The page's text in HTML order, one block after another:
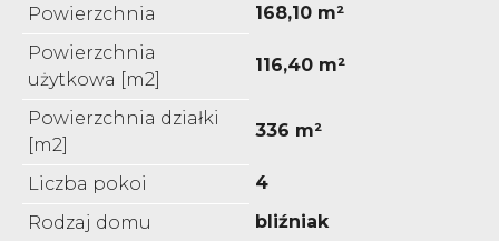
Powierzchnia
168,10 m²
Powierzchnia
użytkowa [m2]
116,40 m²
Powierzchnia działki
[m2]
336 m²
Liczba pokoi
4
Rodzaj domu
bliźniak